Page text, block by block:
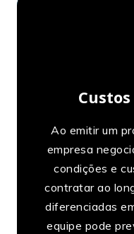
Ao emitir um
empresa
condições e
contratar ao
diferenciadas
equipe pode